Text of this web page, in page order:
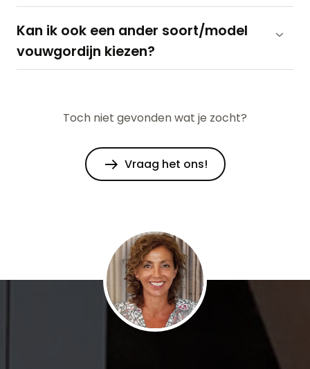
Kan ik ook een ander soort/model
vouwgordijn kiezen?
Toch niet gevonden wat je zocht?
Vraag het ons!